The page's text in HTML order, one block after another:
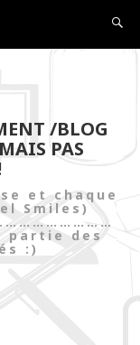
/BLOG
PAS
et chaque
Smiles)
partie des
:)